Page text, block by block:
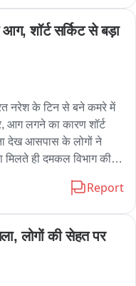
का आरोप
खतरा
शॉर्ट सर्किट से बड़ा
नरेश के टिन से बने कमरे में
लगने का कारण शॉर्ट
देख आसपास के लोगों ने
ही दमकल विभाग की दो
आशंका को देखते हुए दमकल
और स्थानीय लोगों ने
के अंदर कोई मौजूद नहीं
बड़ा हादसा हो सकता था।
हुआ, इसका आकलन किया
Report
लोगों की सेहत पर